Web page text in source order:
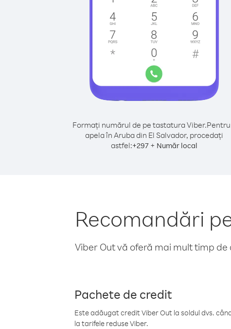
Formați numărul de pe tastatura Viber.
apela în Aruba din El Salvador, procedați
astfel:+297 + Număr local
Recomandări
Viber Out vă oferă mai mult timp
Pachete de credit
Este adăugat credit Viber Out la soldul dvs.
la tarifele reduse Viber.